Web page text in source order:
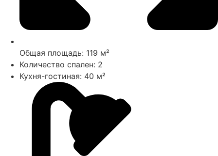
Общая площадь: 119 м²
Количество спален: 2
Кухня-гостиная: 40 м²